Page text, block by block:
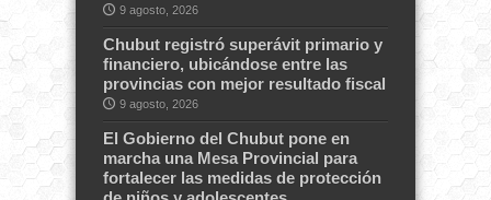
9 agosto, 2026
Chubut registró superávit primario y
financiero, ubicándose entre las
provincias con mejor resultado fiscal
9 agosto, 2026
El Gobierno del Chubut pone en
marcha una Mesa Provincial para
fortalecer las medidas de protección